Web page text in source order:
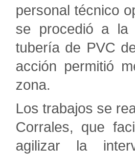
personal técnico
se procedió a la
tubería de PVC
acción permitió
zona.
Los trabajos se
Corrales, que
agilizar la